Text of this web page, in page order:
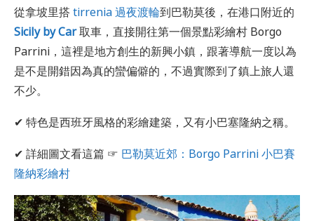
從拿坡里搭 tirrenia 過夜渡輪到巴勒莫後，在港口附近的
Sicily by Car取車，直接開往第一個景點彩繪村 Borgo
Parrini，這裡是地方創生的新興小鎮，跟著導航一度以為
是不是開錯因為真的蠻偏僻的，不過實際到了鎮上旅人還
不少。
✔ 特色是西班牙風格的彩繪建築，又有小巴塞隆納之稱。
✔ 詳細圖文看這篇 ☞ 巴勒莫近郊：Borgo Parrini 小巴賽
隆納彩繪村